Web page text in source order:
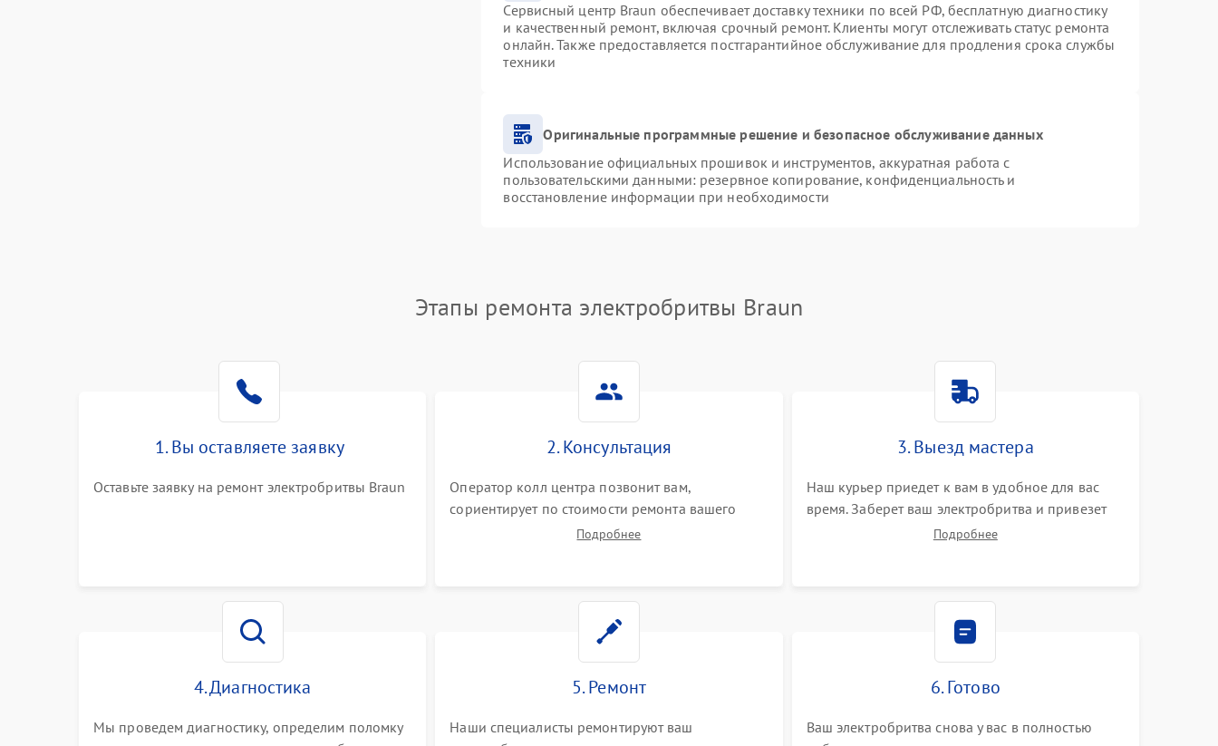
Сервисный центр Braun обеспечивает доставку техники по всей РФ, бесплатную диагностику
и качественный ремонт, включая срочный ремонт. Клиенты могут отслеживать статус ремонта
онлайн. Также предоставляется постгарантийное обслуживание для продления срока службы
техники
Оригинальные программные решение и безопасное обслуживание данных
Использование официальных прошивок и инструментов, аккуратная работа с
пользовательскими данными: резервное копирование, конфиденциальность и
восстановление информации при необходимости
Этапы ремонта электробритвы Braun
1. Вы оставляете заявку
Оставьте заявку на ремонт электробритвы Braun
2. Консультация
Оператор колл центра позвонит вам,
сориентирует по стоимости ремонта вашего
электробритвы а также ответит на все ваши
Подробнее
3. Выезд мастера
Наш курьер приедет к вам в удобное для вас
время. Заберет ваш электробритва и привезет
на склад для диагностики.
Подробнее
4. Диагностика
Мы проведем диагностику, определим поломку
5. Ремонт
Наши специалисты ремонтируют ваш
6. Готово
Ваш электробритва снова у вас в полностью